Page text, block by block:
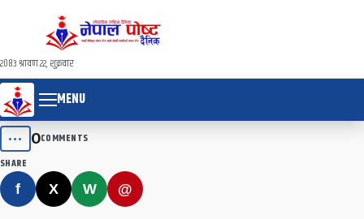
२०८३ श्रावण २२, शुक्रवार
MENU
••• 0COMMENTS
SHARE
f X W @